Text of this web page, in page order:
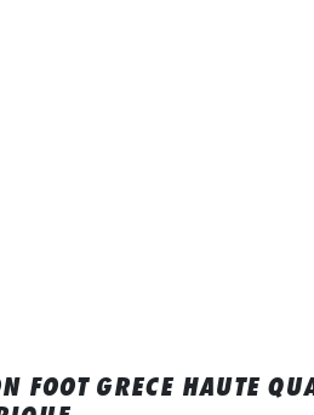
FOOT GRECE HAUTE